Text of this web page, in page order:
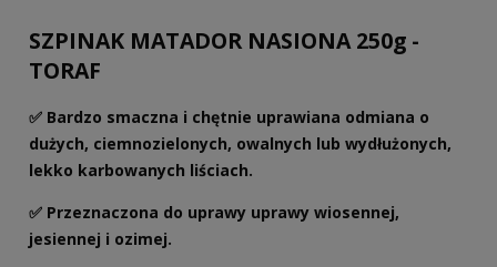
SZPINAK MATADOR NASIONA 250g -
TORAF
✅ Bardzo smaczna i chętnie uprawiana odmiana o
dużych, ciemnozielonych, owalnych lub wydłużonych,
lekko karbowanych liściach.
✅ Przeznaczona do uprawy uprawy wiosennej,
jesiennej i ozimej.